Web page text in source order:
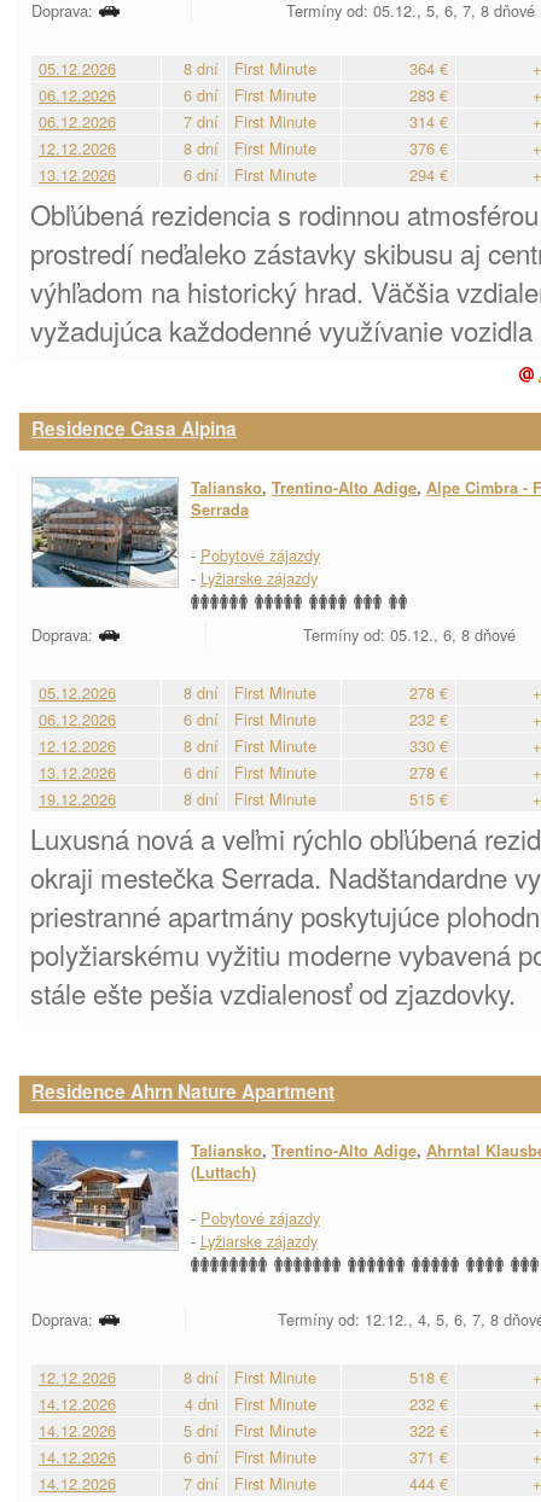
Doprava: Termíny od: 05.12., 5, 6, 7, 8 dňové
05.12.2026 8 dní First Minute 364 €
06.12.2026
6 dní First Minute 283 €
06.12.2026
7 dní First Minute 314 €
12.12.2026
8 dní First Minute 376 €
13.12.2026
6 dní First Minute 294 €
Obľúbená rezidencia s rodinnou
prostredí neďaleko zástavky skibusu aj
výhľadom na historický hrad. Väčšia
vyžadujúca každodenné využívanie
Residence Casa Alpina
Taliansko, Trentino-Alto Adige, Alpe Cimbra -
Serrada
- Pobytové zájazdy
- Lyžiarske zájazdy
Doprava: Termíny od: 05.12., 6, 8 dňové
05.12.2026 8 dní First Minute 278 €
06.12.2026
6 dní First Minute 232 €
12.12.2026
8 dní First Minute 330 €
13.12.2026
6 dní First Minute 278 €
19.12.2026
8 dní First Minute 515 €
Luxusná nová a veľmi rýchlo obľúbená
okraji mestečka Serrada. Nadštandardne
priestranné apartmány poskytujúce
polyžiarskému vyžitiu moderne vybavená
stále ešte pešia vzdialenosť od zjazdovky.
Residence Ahrn Nature Apartment
Taliansko, Trentino-Alto Adige, Ahrntal
(Luttach)
- Pobytové zájazdy
- Lyžiarske zájazdy
Doprava: Termíny od: 12.12., 4, 5, 6, 7, 8
12.12.2026 8 dní First Minute 518 €
14.12.2026
4 dni First Minute 232 €
14.12.2026
5 dní First Minute 322 €
14.12.2026
6 dní First Minute 371 €
14.12.2026
7 dní First Minute 444 €